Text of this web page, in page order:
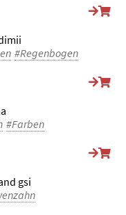
#Regenbogen
#Farben
gsi